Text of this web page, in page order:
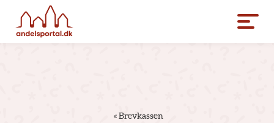
«Brevkassen